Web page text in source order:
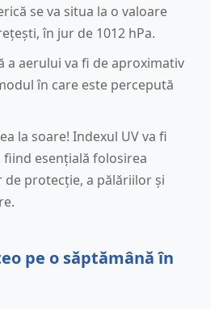
se va situa la o valoare
în jur de 1012 hPa.
a aerului va fi de aproximativ
în care este percepută
la soare! Indexul UV va fi
fiind esențială folosirea
protecție, a pălăriilor și
pe o săptămână în